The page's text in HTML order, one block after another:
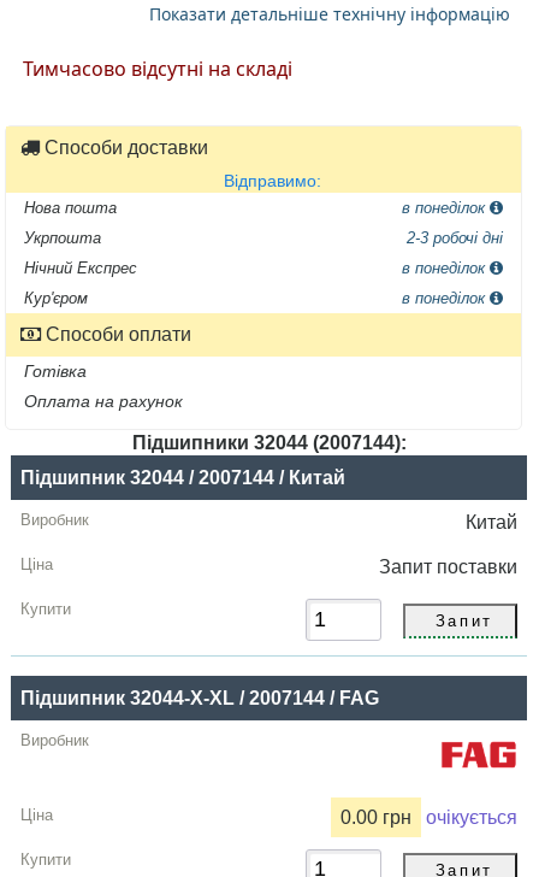
Показати детальніше технічну інформацію
Тимчасово відсутні на складі
Способи доставки
Відправимо:
Нова пошта
в понеділок
Укрпошта
2-3 робочі дні
Нічний Експрес
в понеділок
Кур'єром
в понеділок
Способи оплати
Готівка
Оплата на рахунок
Підшипники 32044 (2007144):
Назва
Виробник
Радіальний
грн
Купити
Підшипник 32044 / 2007144 / Китай
Китай
Запит поставки
Підшипник 32044-X-XL / 2007144 / FAG
0.00 грн очікується